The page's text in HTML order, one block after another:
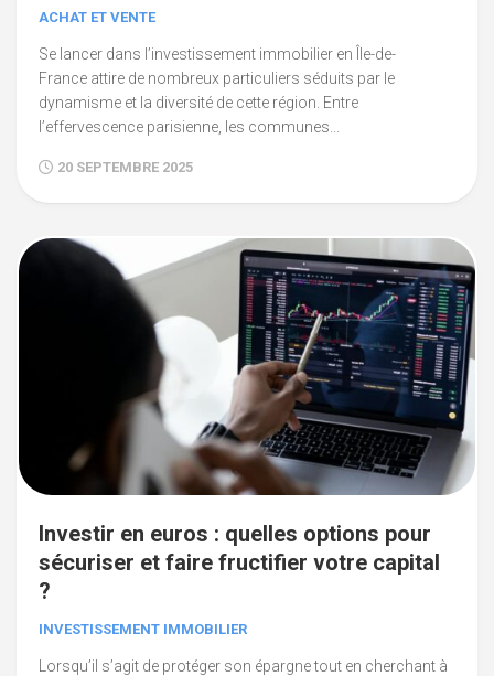
ACHAT ET VENTE
Se lancer dans l’investissement immobilier en Île-de-
France attire de nombreux particuliers séduits par le
dynamisme et la diversité de cette région. Entre
l’effervescence parisienne, les communes...
20 SEPTEMBRE 2025
Investir en euros : quelles options pour
sécuriser et faire fructifier votre capital
?
INVESTISSEMENT IMMOBILIER
Lorsqu’il s’agit de protéger son épargne tout en cherchant à